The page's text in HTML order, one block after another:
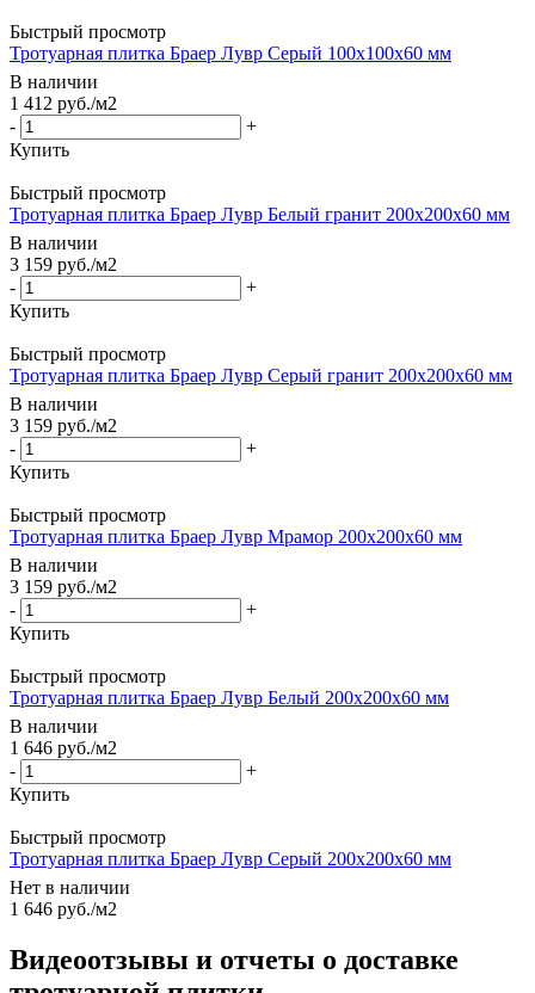
Быстрый просмотр
Тротуарная плитка Браер Лувр Серый 100х100х60 мм
В наличии
1 412 руб./м2
-
+
Купить
Быстрый просмотр
Тротуарная плитка Браер Лувр Белый гранит 200х200х60 мм
В наличии
3 159 руб./м2
-
+
Купить
Быстрый просмотр
Тротуарная плитка Браер Лувр Серый гранит 200х200х60 мм
В наличии
3 159 руб./м2
-
+
Купить
Быстрый просмотр
Тротуарная плитка Браер Лувр Мрамор 200х200х60 мм
В наличии
3 159 руб./м2
-
+
Купить
Быстрый просмотр
Тротуарная плитка Браер Лувр Белый 200x200х60 мм
В наличии
1 646 руб./м2
-
+
Купить
Быстрый просмотр
Тротуарная плитка Браер Лувр Серый 200x200х60 мм
Нет в наличии
1 646 руб./м2
Видеоотзывы и отчеты о доставке